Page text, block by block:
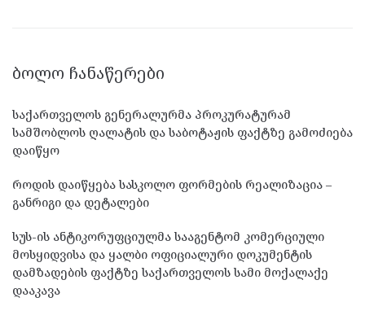
ᲑᲝᲚᲝ ᲩᲐᲜᲐᲬᲔᲠᲔᲑᲘ
საქართველოს გენერალურმა პროკურატურამ
სამშობლოს ღალატის და საბოტაჟის ფაქტზე გამოძიება
დაიწყო
როდის დაიწყება სასკოლო ფორმების რეალიზაცია –
განრიგი და დეტალები
სუს-ის ანტიკორუფციულმა სააგენტომ კომერციული
მოსყიდვისა და ყალბი ოფიციალური დოკუმენტის
დამზადების ფაქტზე საქართველოს სამი მოქალაქე
დააკავა